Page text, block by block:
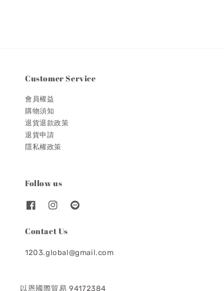
Customer Service
會員權益
購物須知
退貨退款政策
退貨申請
隱私權政策
Follow us
Contact Us
1203.global@gmail.com
以恩國際貿易 94172384